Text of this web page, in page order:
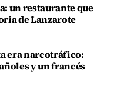
un restaurante que
de Lanzarote
era narcotráfico:
y un francés